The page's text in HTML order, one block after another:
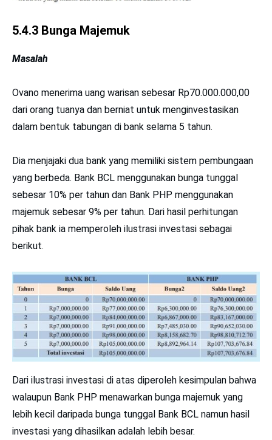
5.4.3 Bunga Majemuk
Masalah
Ovano menerima uang warisan sebesar Rp70.000.000,00
dari orang tuanya dan berniat untuk menginvestasikan
dalam bentuk tabungan di bank selama 5 tahun.
Dia menjajaki dua bank yang memiliki sistem pembungaan
yang berbeda. Bank BCL menggunakan bunga tunggal
sebesar 10% per tahun dan Bank PHP menggunakan
majemuk sebesar 9% per tahun. Dari hasil perhitungan
pihak bank ia memperoleh ilustrasi investasi sebagai
berikut.
Dari ilustrasi investasi di atas diperoleh kesimpulan bahwa
walaupun Bank PHP menawarkan bunga majemuk yang
lebih kecil daripada bunga tunggal Bank BCL namun hasil
investasi yang dihasilkan adalah lebih besar.